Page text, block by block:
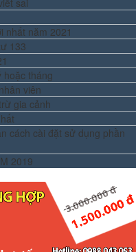
sai
nhất năm 2021
133
hoặc tháng
viên
gia cảnh
cách cài đặt sử dụng phần
2019